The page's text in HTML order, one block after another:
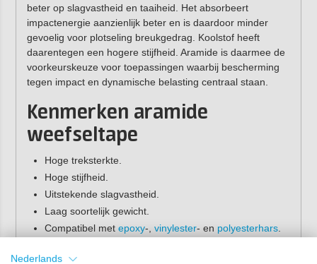
beter op slagvastheid en taaiheid. Het absorbeert
impactenergie aanzienlijk beter en is daardoor minder
gevoelig voor plotseling breukgedrag. Koolstof heeft
daarentegen een hogere stijfheid. Aramide is daarmee de
voorkeurskeuze voor toepassingen waarbij bescherming
tegen impact en dynamische belasting centraal staan.
Kenmerken aramide
weefseltape
Hoge treksterkte.
Hoge stijfheid.
Uitstekende slagvastheid.
Laag soortelijk gewicht.
Compatibel met epoxy-, vinylester- en polyesterhars.
vacuüminjectie.
Nederlands